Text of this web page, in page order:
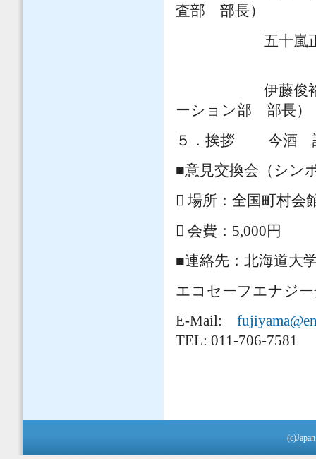
査部 部長）
五十嵐正（大
伊藤俊裕（岩
ーション部 部長）
５．挨拶 今酒 誠
■意見交換会（シン
 場所：全国町村
 会費：5,000円
■連絡先：北海
エコセーフエナ
E-Mail:
TEL: 011-706-7581